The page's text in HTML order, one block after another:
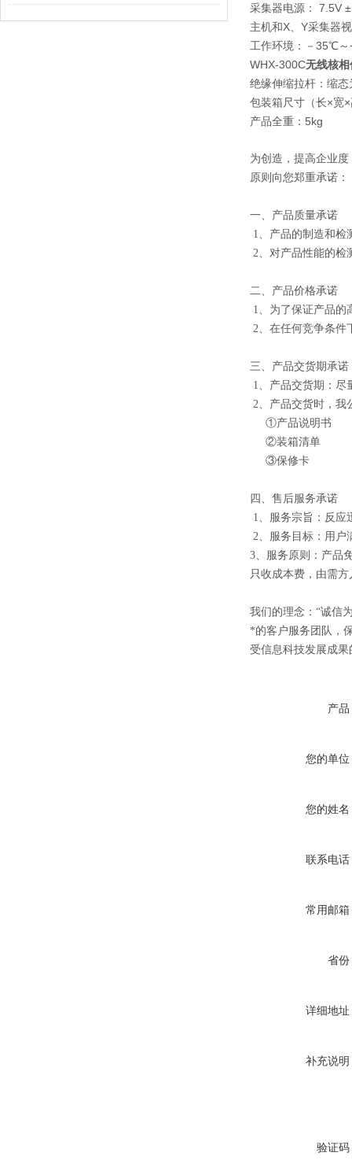
采集器电源： 7.5V
主机和X、Y采集器
工作环境：－35℃
WHX-300C无线核相
绝缘伸缩拉杆：缩
包装箱尺寸（长×宽
产品全重：5kg
为创造，提高企业
原则向您郑重承诺：
一、产品质量承诺
1、产品的制造和检
2、对产品性能的检
二、产品价格承诺
1、为了保证产品的
2、在任何竞争条件
三、产品交货期承诺
1、产品交货期：尽
2、产品交货时，我
①产品说明书
②装箱清单
③保修卡
四、售后服务承诺
1、服务宗旨：反应
2、服务目标：用户
3、服务原则：产品
只收成本费，由需
我们的理念：“诚信
*的客户服务团队，
受信息科技发展成
产品
您的单位
您的姓名
联系电话
常用邮箱
省份
详细地址
补充说明
验证码